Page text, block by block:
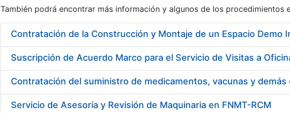
Mostrar/Ocultar
También podrá encontrar más información y algunos de los procedimientos
Suscripción de Acuerdo Marco para el Servicio de Visitas a
Servicio de Asesoría y Revisión de Maquinaria en FNMT-RCM